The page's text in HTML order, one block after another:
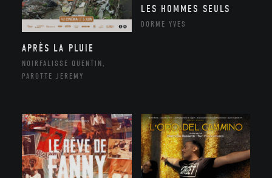
APRÈS LA PLUIE
NOIRFALISSE QUENTIN,
PAROTTE JEREMY
LES HOMMES SEULS
DORME YVES